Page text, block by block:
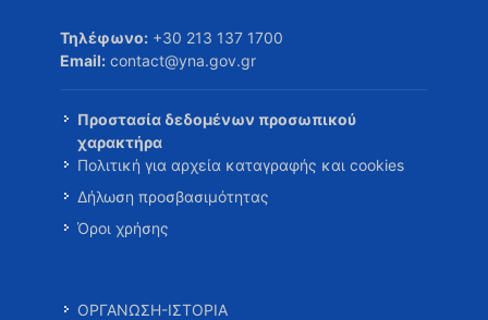
Τηλέφωνο: +30 213 137 1700
Email: contact@yna.gov.gr
Προστασία δεδομένων προσωπικού
χαρακτήρα
Πολιτική για αρχεία καταγραφής και cookies
Δήλωση προσβασιμότητας
Όροι χρήσης
ΟΡΓΑΝΩΣΗ-ΙΣΤΟΡΙΑ